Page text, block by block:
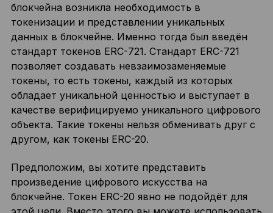
блокчейна возникла необходимость в
токенизации и представлении уникальных
данных в блокчейне. Именно тогда был введён
стандарт токенов ERC-721. Стандарт ERC-721
позволяет создавать невзаимозаменяемые
токены, то есть токены, каждый из которых
обладает уникальной ценностью и выступает в
качестве верифицируемо уникального цифрового
объекта. Такие токены нельзя обменивать друг с
другом, как токены ERC-20.
Предположим, вы хотите представить
произведение цифрового искусства на
блокчейне. Токен ERC-20 явно не подойдёт для